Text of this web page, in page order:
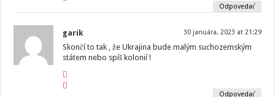
Odpovedať
garik 30 januára, 2023 at 21:29
Skončí to tak , že Ukrajina bude malým suchozemským
státem nebo spíš kolonií !
Odpovedať